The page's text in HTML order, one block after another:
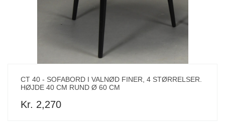
CT 40 - SOFABORD I VALNØD FINER, 4 STØRRELSER.
HØJDE 40 CM RUND Ø 60 CM
Kr. 2,270